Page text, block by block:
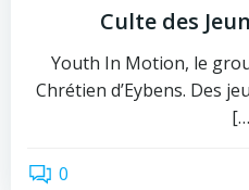
Culte des
Youth In Motion, le
Chrétien d’Eybens. Des
0